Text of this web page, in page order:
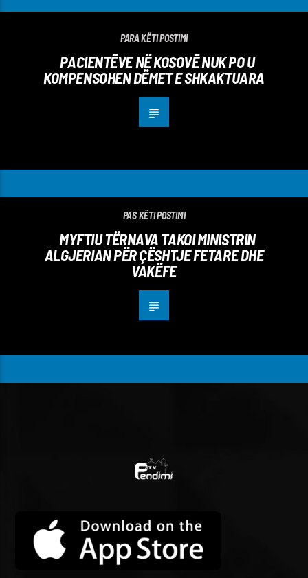
PARA KËTI POSTIMI
PACIENTËVE NË KOSOVË NUK PO U
KOMPENSOHEN DËMET E SHKAKTUARA
PAS KËTI POSTIMI
MYFTIU TËRNAVA TAKOI MINISTRIN
ALGJERIAN PËR ÇËSHTJE FETARE DHE
VAKËFE